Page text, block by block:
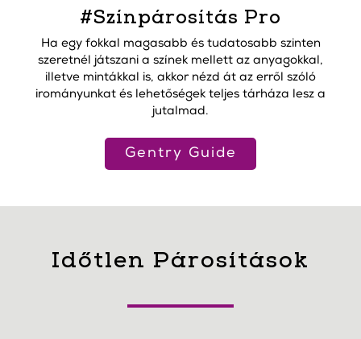
#Színpárosítás Pro
Ha egy fokkal magasabb és tudatosabb szinten
szeretnél játszani a színek mellett az anyagokkal,
illetve mintákkal is, akkor nézd át az erről szóló
irományunkat és lehetőségek teljes tárháza lesz a
jutalmad.
Gentry Guide
Időtlen Párosítások